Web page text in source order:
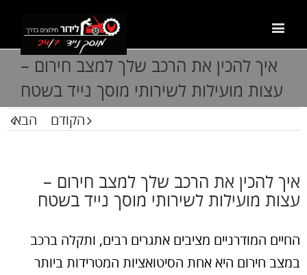
איך להכין את הרכב שלך למצב חירום –
עצות מועילות לשירותי מוסך נייד בשטח
הקודם הבא
איך להכין את הרכב שלך למצב חירום –
עצות מועילות לשירותי מוסך נייד בשטח
החיים המודרניים מציבים אתגרים רבים, ותקלה ברכב
במצב חירום היא אחת הסיטואציות המטרידות ביותר